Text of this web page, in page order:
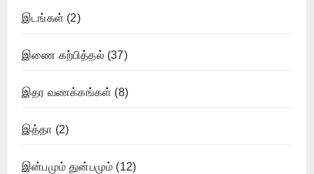
இடங்கள் (2)
இணை கற்பித்தல் (37)
இதர வணக்கங்கள் (8)
இத்தா (2)
இன்பமும் துன்பமும் (12)